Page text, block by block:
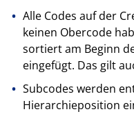
Alle Codes auf der
keinen Obercode
sortiert am Beginn
eingefügt. Das gilt
Subcodes werden
Hierarchieposition